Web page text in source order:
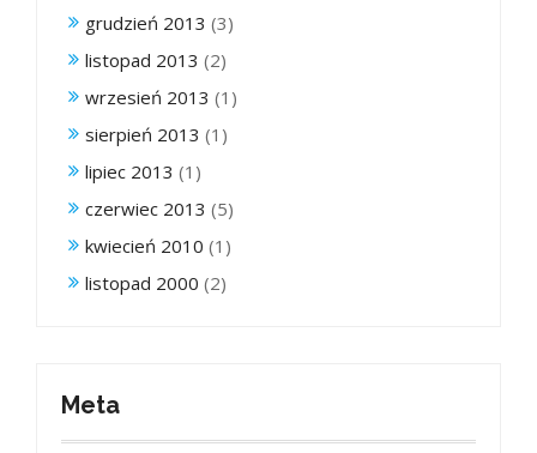
grudzień 2013 (3)
listopad 2013 (2)
wrzesień 2013 (1)
sierpień 2013 (1)
lipiec 2013 (1)
czerwiec 2013 (5)
kwiecień 2010 (1)
listopad 2000 (2)
Meta